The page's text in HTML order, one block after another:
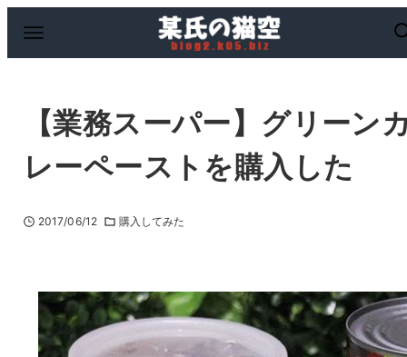
【業務スーパー】グリーン
レーペーストを購入した
2017/06/12 購入してみた